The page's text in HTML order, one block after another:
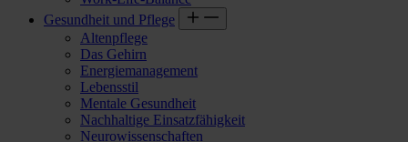
Gesundheit und Pflege
Altenpflege
Das Gehirn
Energiemanagement
Lebensstil
Mentale Gesundheit
Nachhaltige Einsatzfähigkeit
Neurowissenschaften